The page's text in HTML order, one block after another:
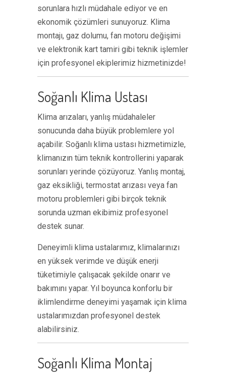
sorunlara hızlı müdahale ediyor ve en
ekonomik çözümleri sunuyoruz. Klima
montajı, gaz dolumu, fan motoru değişimi
ve elektronik kart tamiri gibi teknik işlemler
için profesyonel ekiplerimiz hizmetinizde!
Soğanlı Klima Ustası
Klima arızaları, yanlış müdahaleler
sonucunda daha büyük problemlere yol
açabilir. Soğanlı klima ustası hizmetimizle,
klimanızın tüm teknik kontrollerini yaparak
sorunları yerinde çözüyoruz. Yanlış montaj,
gaz eksikliği, termostat arızası veya fan
motoru problemleri gibi birçok teknik
sorunda uzman ekibimiz profesyonel
destek sunar.
Deneyimli klima ustalarımız, klimalarınızı
en yüksek verimde ve düşük enerji
tüketimiyle çalışacak şekilde onarır ve
bakımını yapar. Yıl boyunca konforlu bir
iklimlendirme deneyimi yaşamak için klima
ustalarımızdan profesyonel destek
alabilirsiniz.
Soğanlı Klima Montaj